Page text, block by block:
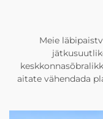
Meie
aitate vähendada